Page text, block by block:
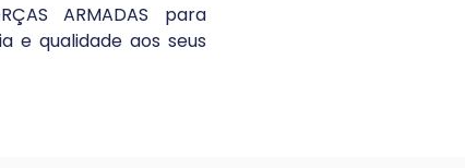
ARMADAS para
e qualidade aos seus